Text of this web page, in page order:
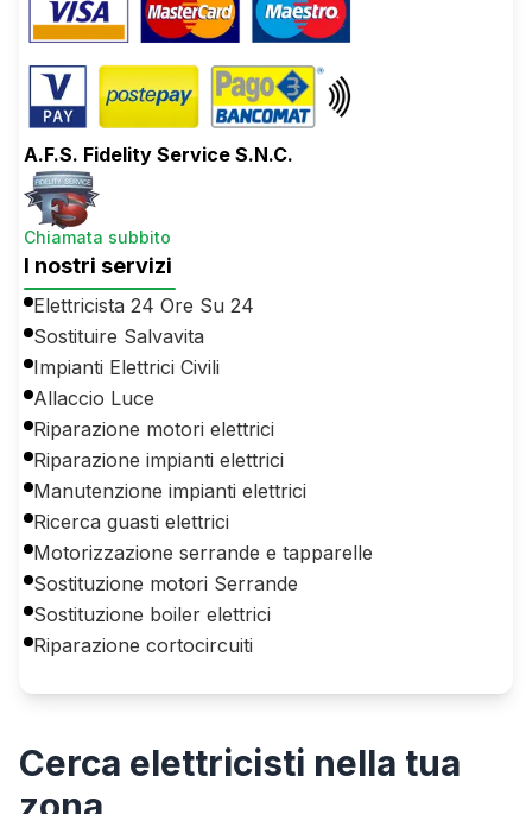
A.F.S. Fidelity Service S.N.C.
Chiamata subbito
I nostri servizi
Elettricista 24 Ore Su 24
Sostituire Salvavita
Impianti Elettrici Civili
Allaccio Luce
Riparazione motori elettrici
Riparazione impianti elettrici
Manutenzione impianti elettrici
Ricerca guasti elettrici
Motorizzazione serrande e tapparelle
Sostituzione motori Serrande
Sostituzione boiler elettrici
Riparazione cortocircuiti
Cerca elettricisti nella tua
zona